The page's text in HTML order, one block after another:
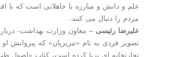
علم و دانش و مبارزه با جاهلانی است كه با
مردم را دنبال می كنند.
علیرضا رئیسی – معاون وزارت بهداشت-
تصویر فردی به نام «تبریزیان» كه پیروانش
تجارتخانه ای برپا كرده است، كتاب